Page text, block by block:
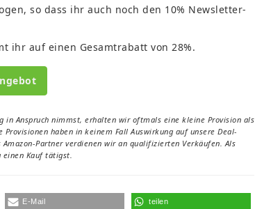
so dass ihr auch noch den 10% Newsletter-
ihr auf einen Gesamtrabatt von 28%.
in Anspruch nimmst, erhalten wir oftmals eine kleine Provision als
haben in keinem Fall Auswirkung auf unsere Deal-
Partner verdienen wir an qualifizierten Verkäufen. Als
Kauf tätigst.
E-Mail teilen